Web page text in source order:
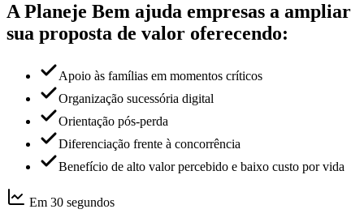
A Planeje Bem ajuda empresas a ampliar
sua proposta de valor oferecendo:
Apoio às famílias em momentos críticos
Organização sucessória digital
Orientação pós-perda
Diferenciação frente à concorrência
Benefício de alto valor percebido e baixo custo por vida
Em 30 segundos